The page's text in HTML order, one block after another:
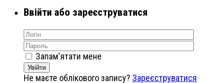
Ввійти або зареєструватися
Запам'ятати мене
Увійти
Не маєте облікового запису? Зареєструватися